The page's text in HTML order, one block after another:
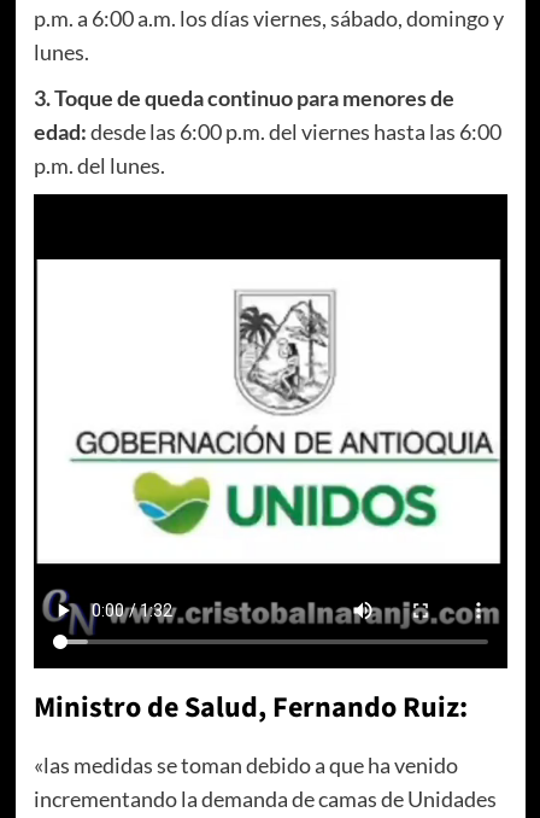
p.m. a 6:00 a.m. los días viernes, sábado, domingo y
lunes.
3. Toque de queda continuo para menores de
edad:desde las 6:00 p.m. del viernes hasta las 6:00
p.m. del lunes.
Ministro de Salud, Fernando Ruiz:
«las medidas se toman debido a que ha venido
incrementando la demanda de camas de Unidades